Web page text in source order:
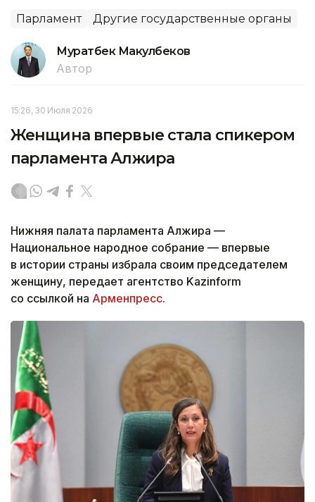
Парламент Другие государственные органы
Муратбек Макулбеков
Автор
15:26, 30 Июля 2026
Женщина впервые стала спикером
парламента Алжира
Нижняя палата парламента Алжира —
Национальное народное собрание — впервые
в истории страны избрала своим председателем
женщину, передает агентство Kazinform
со ссылкой на Арменпресс.